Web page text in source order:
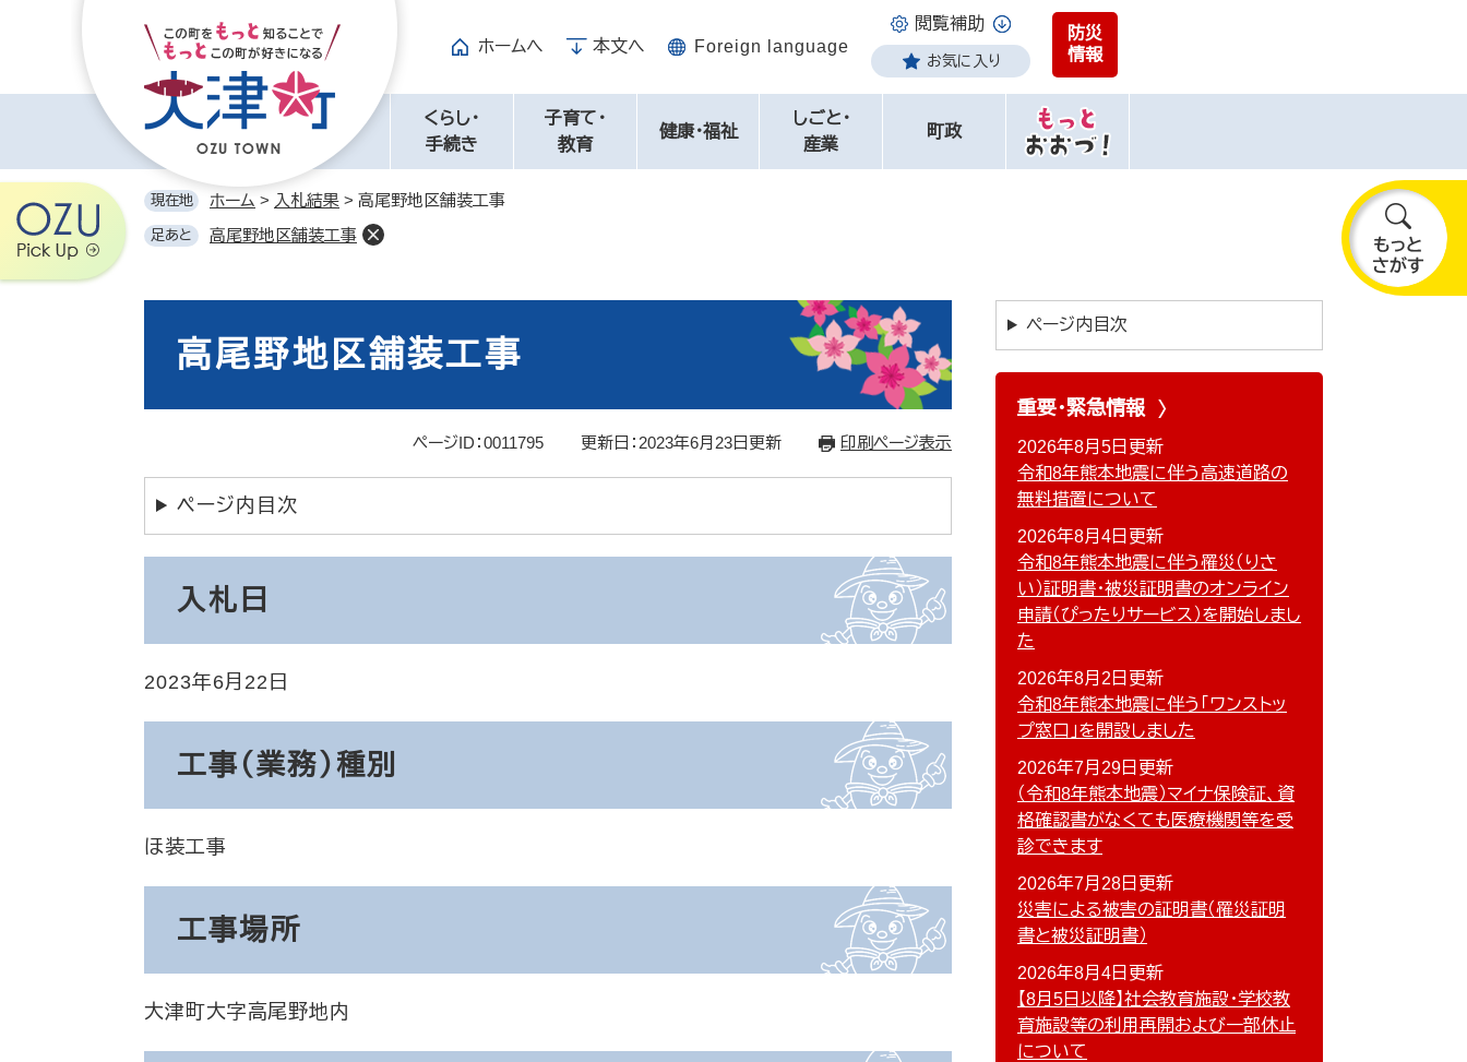
の
で
ー
ば
て
ホームへ 本文へ Foreign language
閲覧補助
お気に入り
防災
情報
くらし・
手続き
子育て・
教育
健康・福祉
しごと・
産業
町政
も
っ
現在地 ホーム > 入札結果 > 高尾野地区舗装工事
足あと 高尾野地区舗装工事
高尾野地区舗装工事
ページID：0011795 更新日：2023年6月23日更新 印刷ページ表示
ページ内目次
入札日
2023年6月22日
工事（業務）種別
ほ装工事
工事場所
大津町大字高尾野地内
ページ内目次
重要・緊急情報
2026年8月5日更新
令和8年熊本地震に伴う高速道路の
無料措置について
2026年8月4日更新
令和8年熊本地震に伴う罹災（りさ
い）証明書・被災証明書のオンライン
申請（ぴったりサービス）を開始しまし
た
2026年8月2日更新
令和8年熊本地震に伴う「ワンストッ
プ窓口」を開設しました
2026年7月29日更新
（令和8年熊本地震）マイナ保険証、資
格確認書がなくても医療機関等を受
診できます
2026年7月28日更新
災害による被害の証明書（罹災証明
書と被災証明書）
2026年8月4日更新
【8月5日以降】社会教育施設・学校教
育施設等の利用再開および一部休止
について